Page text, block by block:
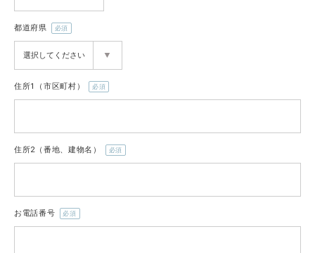
ブランド
CONTENTS
ご利用ガイド
ショップリスト
都道府県
須)
住所1（市区町村）
住所2（番地、建物名）
お電話番号